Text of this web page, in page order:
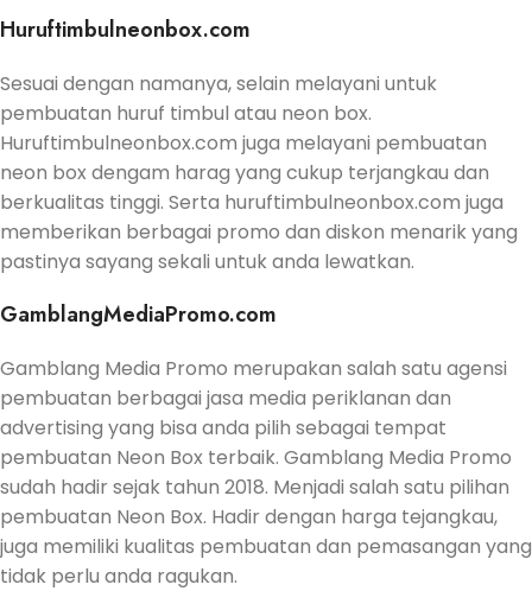
Huruftimbulneonbox.com
Sesuai dengan namanya, selain melayani untuk
pembuatan huruf timbul atau neon box.
Huruftimbulneonbox.com juga melayani pembuatan
neon box dengam harag yang cukup terjangkau dan
berkualitas tinggi. Serta huruftimbulneonbox.com juga
memberikan berbagai promo dan diskon menarik yang
pastinya sayang sekali untuk anda lewatkan.
GamblangMediaPromo.com
Gamblang Media Promo merupakan salah satu agensi
pembuatan berbagai jasa media periklanan dan
advertising yang bisa anda pilih sebagai tempat
pembuatan Neon Box terbaik. Gamblang Media Promo
sudah hadir sejak tahun 2018. Menjadi salah satu pilihan
pembuatan Neon Box. Hadir dengan harga tejangkau,
juga memiliki kualitas pembuatan dan pemasangan yang
tidak perlu anda ragukan.